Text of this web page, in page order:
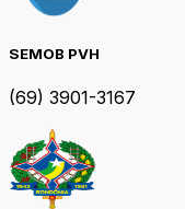
SEMOB PVH
(69) 3901-3167